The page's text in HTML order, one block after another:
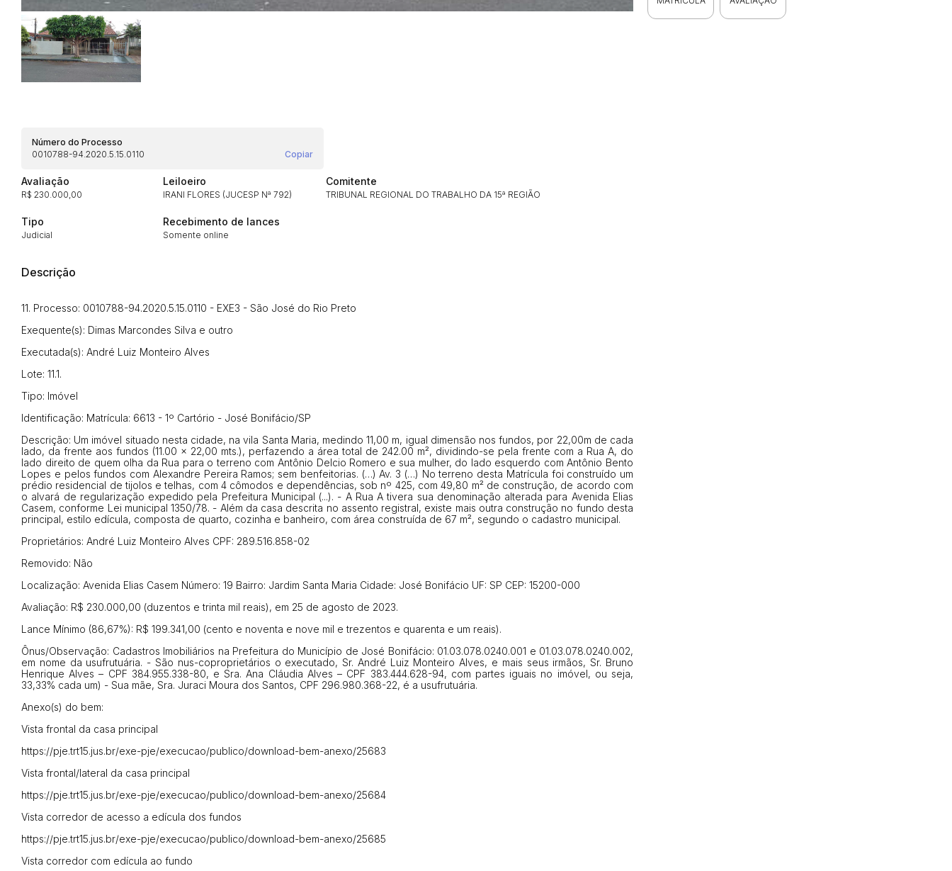
Número do Processo
0010788-94.2020.5.15.0110
Copiar
Avaliação
R$ 230.000,00
Leiloeiro
IRANI FLORES (JUCESP Nª 792)
Comitente
TRIBUNAL REGIONAL DO TRABALHO DA 15ª REGIÃO
Tipo
Judicial
Recebimento de lances
Somente online
Descrição
11. Processo: 0010788-94.2020.5.15.0110 - EXE3 - São José do Rio Preto
Exequente(s): Dimas Marcondes Silva e outro
Executada(s): André Luiz Monteiro Alves
Lote: 11.1.
Tipo: Imóvel
Identificação: Matrícula: 6613 - 1º Cartório - José Bonifácio/SP
Descrição: Um imóvel situado nesta cidade, na vila Santa Maria, medindo 11,00 m, igual dimensão nos fundos, por 22,00m de cada
lado, da frente aos fundos (11.00 x 22,00 mts.), perfazendo a área total de 242.00 m², dividindo-se pela frente com a Rua A, do
lado direito de quem olha da Rua para o terreno com Antônio Delcio Romero e sua mulher, do lado esquerdo com Antônio Bento
Lopes e pelos fundos com Alexandre Pereira Ramos; sem benfeitorias. (…) Av. 3 (…) No terreno desta Matrícula foi construído um
prédio residencial de tijolos e telhas, com 4 cômodos e dependências, sob nº 425, com 49,80 m² de construção, de acordo com
o alvará de regularização expedido pela Prefeitura Municipal (...). - A Rua A tivera sua denominação alterada para Avenida Elias
Casem, conforme Lei municipal 1350/78. - Além da casa descrita no assento registral, existe mais outra construção no fundo desta
principal, estilo edícula, composta de quarto, cozinha e banheiro, com área construída de 67 m², segundo o cadastro municipal.
Proprietários: André Luiz Monteiro Alves CPF: 289.516.858-02
Removido: Não
Localização: Avenida Elias Casem Número: 19 Bairro: Jardim Santa Maria Cidade: José Bonifácio UF: SP CEP: 15200-000
Avaliação: R$ 230.000,00 (duzentos e trinta mil reais), em 25 de agosto de 2023.
Lance Mínimo (86,67%): R$ 199.341,00 (cento e noventa e nove mil e trezentos e quarenta e um reais).
Ônus/Observação: Cadastros Imobiliários na Prefeitura do Município de José Bonifácio: 01.03.078.0240.001 e 01.03.078.0240.002,
em nome da usufrutuária. - São nus-coproprietários o executado, Sr. André Luiz Monteiro Alves, e mais seus irmãos, Sr. Bruno
Henrique Alves – CPF 384.955.338-80, e Sra. Ana Cláudia Alves – CPF 383.444.628-94, com partes iguais no imóvel, ou seja,
33,33% cada um) - Sua mãe, Sra. Juraci Moura dos Santos, CPF 296.980.368-22, é a usufrutuária.
Anexo(s) do bem:
Vista frontal da casa principal
https://pje.trt15.jus.br/exe-pje/execucao/publico/download-bem-anexo/25683
Vista frontal/lateral da casa principal
https://pje.trt15.jus.br/exe-pje/execucao/publico/download-bem-anexo/25684
Vista corredor de acesso a edícula dos fundos
https://pje.trt15.jus.br/exe-pje/execucao/publico/download-bem-anexo/25685
Vista corredor com edícula ao fundo
Envie sua Proposta (Art. 895, CPC)
Histórico de Propostas
Data Usuário
14/04/2025 18:43:11 TIAGOFELIPE
14/04/2025 18:43:11 TIAGOFELIPE
Clique aqui para fazer login
Habilite-se para efetuar lances ou propostas